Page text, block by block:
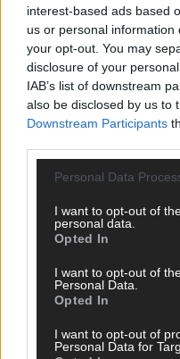
interest-based ads based
us or personal
your opt-out. You may
disclosure of your
IAB’s list of downstream
also be disclosed by us to
Downstream Participants
Personal Data
I want to opt-out of
personal data.
Opted In
I want to opt-out of
Personal Data.
Opted In
I want to opt-out of
Personal Data for
hinterlässt
KOMMENTAR
Mai 2026